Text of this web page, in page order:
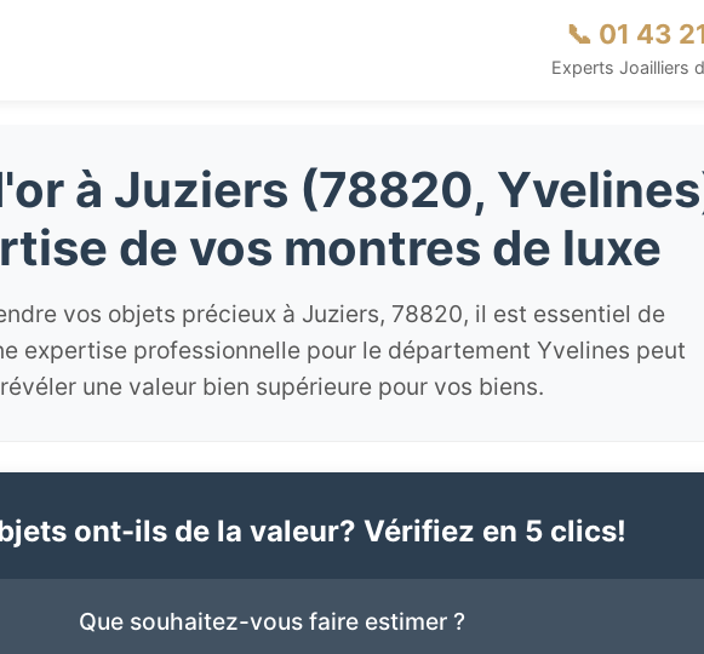
📞 01 43
Experts Joailliers
à Juziers (78820,
de vos montres de luxe
vos objets précieux à Juziers, 78820, il est essentiel de
expertise professionnelle pour le département Yvelines peut
révéler une valeur bien supérieure pour vos biens.
ont-ils de la valeur? Vérifiez en 5 clics!
Que souhaitez-vous faire estimer ?